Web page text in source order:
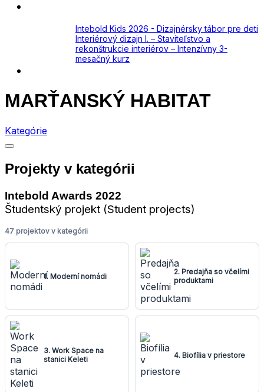
Intebold Kids 2026 - Dizajnérsky tábor pre deti
Interiérový dizajn I. – Staviteľstvo a
rekonštrukcie interiérov – Intenzívny 3-
mesačný kurz
MARŤANSKÝ HABITAT
Kategórie
Projekty v kategórii
Intebold Awards 2022
Študentský projekt (Student projects)
47 projektov v kategórii
1. Moderní nomádi
2. Predajňa so včelími
produktami
3. Work Space na
stanici Keleti
4. Biofília v priestore